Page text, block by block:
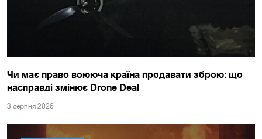
Чи має право воююча країна продавати зброю: що
насправді змінює Drone Deal
3 серпня 2026